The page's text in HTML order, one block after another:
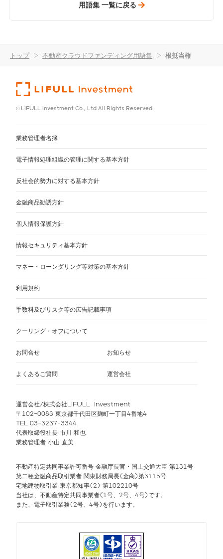
用語集 一覧に戻る
トップ > 不動産クラウドファンディング用語集 > 根抵当権
© LIFULL Investment Co., Ltd All Rights Reserved.
業務管理者名簿
電子情報処理組織の管理に関する基本方針
反社会的勢力に対する基本方針
金融商品勧誘方針
個人情報保護方針
情報セキュリティ基本方針
マネー・ローンダリング等対策の基本方針
利用規約
手数料及びリスク等の広告記載事項
クーリング・オフについて
お問合せ お知らせ
よくあるご質問 運営会社
運営会社/株式会社LIFULL Investment
〒102-0083 東京都千代田区麹町一丁目4番地4
TEL 03-3237-3344
代表取締役社長 市川 和也
業務管理者 小山 直美
不動産特定共同事業許可番号 金融庁長官・国土交通大臣 第131号
第二種金融商品取引業者 関東財務局長(金商)第3115号
宅地建物取引業 東京都知事(2) 第102210号
当社は、不動産特定共同事業者(1号、2号、4号)です。
また、電子取引業務(2号、4号)を行います。